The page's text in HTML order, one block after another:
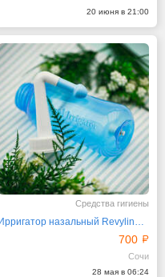
20 июня в 21:00
Средства гигиены
Ирригатор назальный Revyline Nasal300 против простуды
700
Сочи
28 мая в 06:24